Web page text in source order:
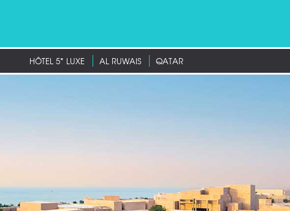
HÔTEL 5* LUXE AL RUWAIS QATAR